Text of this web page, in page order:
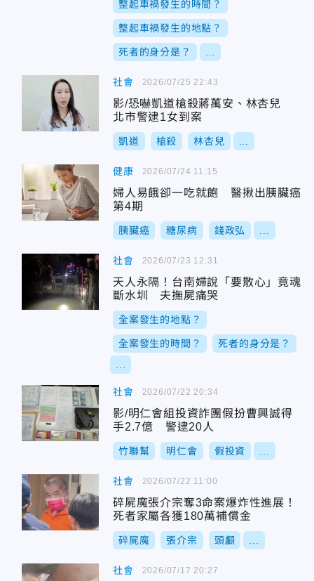
整起車禍發生的時間？
整起車禍發生的地點？
死者的身分是？
社會
影/恐嚇凱道槍殺蔣萬安、林杏兒
北市警逮1女到案
凱道 槍殺 林杏兒
2026/07/25 22:43
健康
婦人易餓卻一吃就飽 醫揪出胰臟癌
第4期
胰臟癌 糖尿病 錢政弘
2026/07/24 11:15
社會
天人永隔！台南婦說「要散心」竟魂
斷水圳 夫撫屍痛哭
全案發生的地點？
全案發生的時間？ 死者的身分是？
2026/07/23 12:31
社會
影/明仁會組投資詐團假扮曹興誠得
手2.7億 警逮20人
竹聯幫 明仁會 假投資
2026/07/22 20:34
社會
碎屍魔張介宗奪3命案爆炸性進展！
死者家屬各獲180萬補償金
碎屍魔 張介宗 頭顱
2026/07/22 11:00
社會 2026/07/17 20:27